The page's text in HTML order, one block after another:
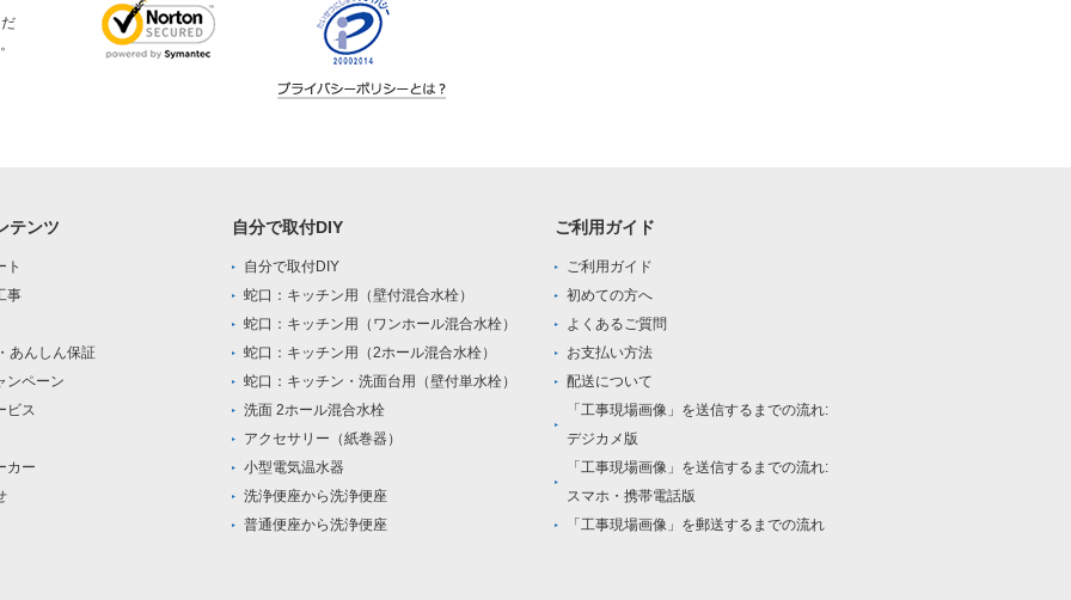
テンツ
ト
事
あんしん保証
ンペーン
ビス
カー
自分で取付DIY
自分で取付DIY
蛇口：キッチン用（壁付混合水栓）
蛇口：キッチン用（ワンホール混合水栓）
蛇口：キッチン用（2ホール混合水栓）
蛇口：キッチン・洗面台用（壁付単水栓）
洗面 2ホール混合水栓
アクセサリー（紙巻器）
小型電気温水器
洗浄便座から洗浄便座
普通便座から洗浄便座
ご利用ガイド
ご利用ガイド
初めての方へ
よくあるご質問
お支払い方法
配送について
「工事現場画像」を送信するまでの流れ:
デジカメ版
「工事現場画像」を送信するまでの流れ:
スマホ・携帯電話版
「工事現場画像」を郵送するまでの流れ